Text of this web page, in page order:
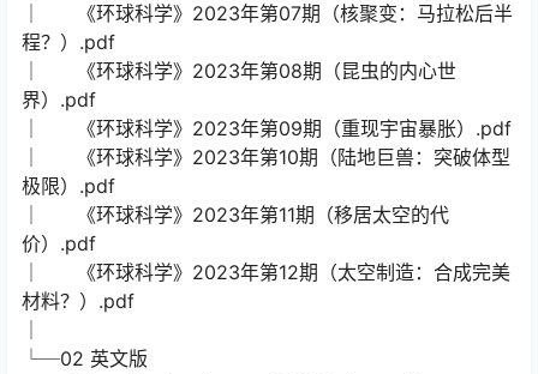
│ 《环球科学》2023年第07期（核聚变：马拉松后半
程？）.pdf
│ 《环球科学》2023年第08期（昆虫的内心世
界）.pdf
│ 《环球科学》2023年第09期（重现宇宙暴胀）.pdf
│ 《环球科学》2023年第10期（陆地巨兽：突破体型
极限）.pdf
│ 《环球科学》2023年第11期（移居太空的代
价）.pdf
│ 《环球科学》2023年第12期（太空制造：合成完美
材料？）.pdf
└─02 英文版